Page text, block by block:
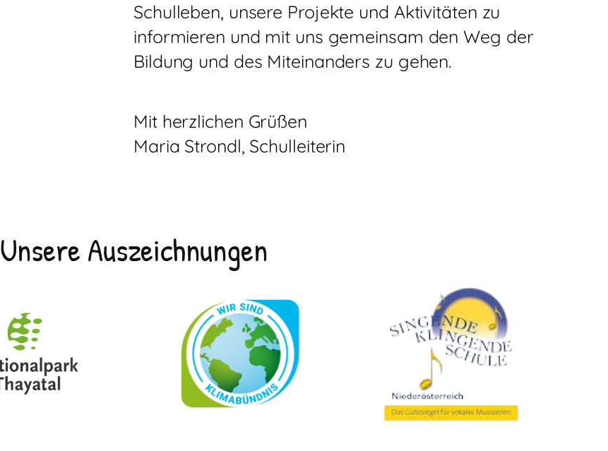
Schulleben, unsere Projekte und Aktivitäten zu
informieren und mit uns gemeinsam den Weg der
Bildung und des Miteinanders zu gehen.
Mit herzlichen Grüßen
Maria Strondl, Schulleiterin
Unsere Auszeichnungen